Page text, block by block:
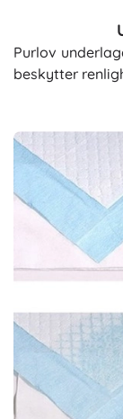
Purlov
beskytter